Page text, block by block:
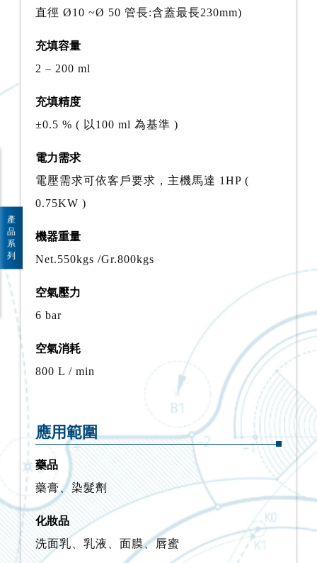
直徑 Ø10 ~Ø 50 管長:含蓋最長230mm)
充填容量
2 – 200 ml
充填精度
±0.5 % ( 以100 ml 為基準 )
電力需求
電壓需求可依客戶要求，主機馬達 1HP (
0.75KW )
機器重量
Net.550kgs /Gr.800kgs
空氣壓力
6 bar
空氣消耗
800 L / min
應用範圍
藥品
藥膏、染髮劑
化妝品
洗面乳、乳液、面膜、唇蜜
產
品
系
列